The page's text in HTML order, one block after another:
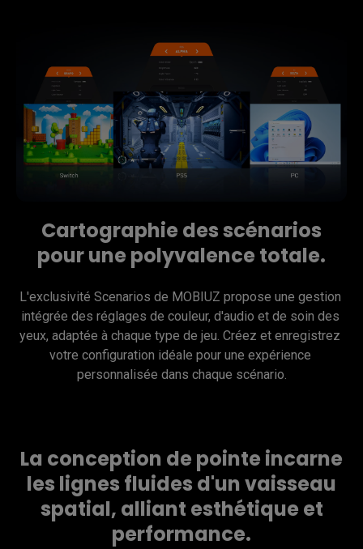
Cartographie des scénarios
pour une polyvalence totale.
L'exclusivité Scenarios de MOBIUZ propose une gestion
intégrée des réglages de couleur, d'audio et de soin des
yeux, adaptée à chaque type de jeu. Créez et enregistrez
votre configuration idéale pour une expérience
personnalisée dans chaque scénario.
La conception de pointe incarne
les lignes fluides d'un vaisseau
spatial, alliant esthétique et
performance.